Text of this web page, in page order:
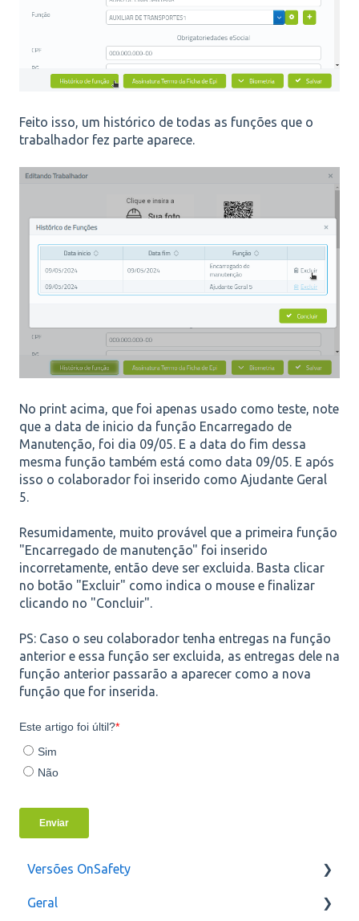
Feito isso, um histórico de todas as funções que o
trabalhador fez parte aparece.
No print acima, que foi apenas usado como teste, note
que a data de inicio da função Encarregado de
Manutenção, foi dia 09/05. E a data do fim dessa
mesma função também está como data 09/05. E após
isso o colaborador foi inserido como Ajudante Geral
5.
Resumidamente, muito provável que a primeira função
"Encarregado de manutenção" foi inserido
incorretamente, então deve ser excluida. Basta clicar
no botão "Excluir" como indica o mouse e finalizar
clicando no "Concluir".
PS: Caso o seu colaborador tenha entregas na função
anterior e essa função ser excluida, as entregas dele na
função anterior passarão a aparecer como a nova
função que for inserida.
Versões OnSafety
Última Versão
Geral